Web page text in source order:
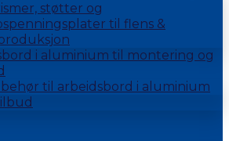
støtter og
til flens &
i aluminium til montering og
til arbeidsbord i aluminium